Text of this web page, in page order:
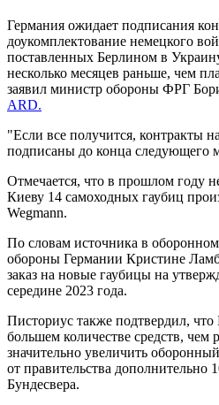
Германия ожидает подписания
доукомплектование немецкого
поставленных Берлином в
несколько месяцев раньше, чем
заявил министр обороны ФРГ
ARD.
"Если все получится, контракты
подписаны до конца следующего
Отмечается, что в прошлом году
Киеву 14 самоходных гаубиц
Wegmann.
По словам источника в
обороны Германии Кристине
заказ на новые гаубицы на
середине 2023 года.
Писториус также подтвердил, что
большем количестве средств, чем
значительно увеличить
от правительства дополнительно
Бундесвера.